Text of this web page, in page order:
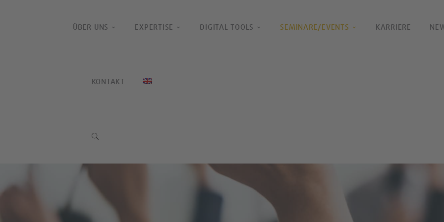
ÜBER UNS EXPERTISE DIGITAL TOOLS SEMINARE/EVENTS KARRIERE
KONTAKT